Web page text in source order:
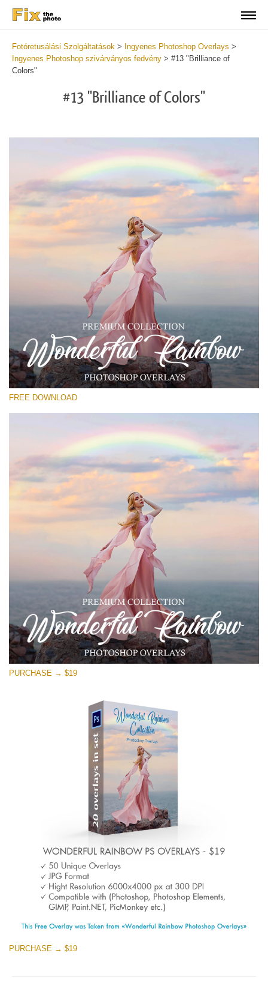
Fotóretusálási Szolgáltatások > Ingyenes Photoshop Overlays >
Ingyenes Photoshop szivárványos fedvény > #13 "Brilliance of
Colors"
#13 "Brilliance of Colors"
Kérlek, válassz
Free Rainbow Overlay #13
Small 800*533px
Wonderful Rainbow
(50 Overlays)
4 Seasons (411 Overlays)
Large 6000*4000px
Entire Collection
(1783 Overlays)
Large 6000*4000px
Ingyenes letöltés
FREE DOWNLOAD
PURCHASE → $19
PURCHASE → $19